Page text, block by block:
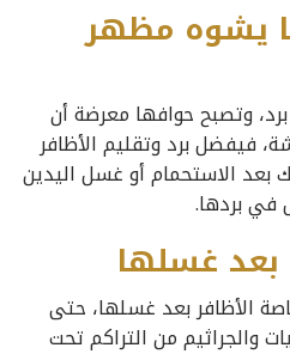
يشوه مظهر
وتصبح حوافها معرضة أن
فيفضل برد وتقليم الأظافر
بعد الاستحمام أو غسل اليدين
في بردها.
بعد غسلها
الأظافر بعد غسلها، حتى
والجراثيم من التراكم تحت